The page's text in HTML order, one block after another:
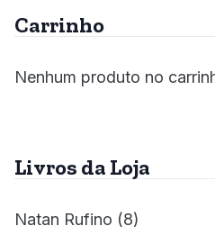
Carrinho
Nenhum produto no
Livros da Loja
Natan Rufino (8)